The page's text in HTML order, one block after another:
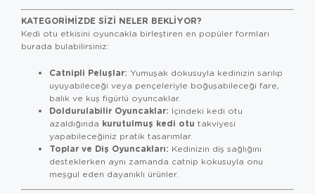
KATEGORIMIZDE SIZI NELER BEKLIYOR?
Kedi otu etkisini oyuncakla birleştiren en popüler formları
burada bulabilirsiniz:
Catnipli Peluşlar: Yumuşak dokusuyla kedinizin sarılıp
uyuyabileceği veya pençeleriyle boğuşabileceği fare,
balık ve kuş figürlü oyuncaklar.
Doldurulabilir Oyuncaklar: İçindeki kedi otu
azaldığında kurutulmuş kedi otu takviyesi
yapabileceğiniz pratik tasarımlar.
Toplar ve Diş Oyuncakları: Kedinizin diş sağlığını
desteklerken aynı zamanda catnip kokusuyla onu
meşgul eden dayanıklı ürünler.